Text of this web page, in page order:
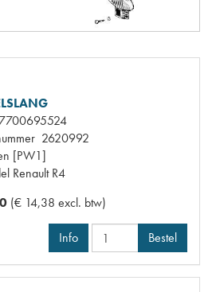
7700695524
2620992
[PW1]
Renault R4
(€ 14,38 excl. btw)
Info Bestel